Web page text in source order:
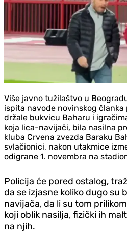
Više javno tužilaštvo u
ispita navode novinskog članka
držale bukvicu Baharu i
koja lica-navijači, bila nasilna
kluba Crvena zvezda Baraku
svlačionici, nakon utakmice
odigrane 1. novembra na
Policija će pored ostalog,
da se izjasne koliko dugo su
navijača, da li su tom
koji oblik nasilja, fizički ih
na njih.